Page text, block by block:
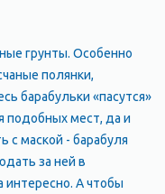
грунты. Особенно
полянки,
барабульки «пасутся»
подобных мест, да и
с маской - барабуля
за ней в
интересно. А чтобы